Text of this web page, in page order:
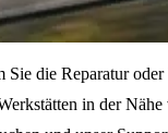
Sie die Reparatur
in der